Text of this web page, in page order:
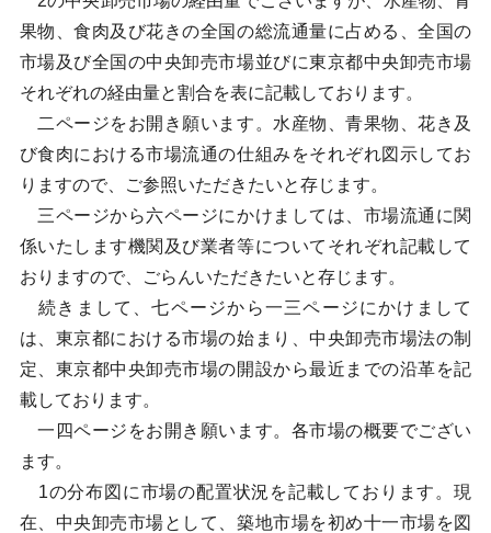
果物、食肉及び花きの全国の総流通量に占める、全国の
市場及び全国の中央卸売市場並びに東京都中央卸売市場
それぞれの経由量と割合を表に記載しております。
二ページをお開き願います。水産物、青果物、花き及
び食肉における市場流通の仕組みをそれぞれ図示してお
りますので、ご参照いただきたいと存じます。
三ページから六ページにかけましては、市場流通に関
係いたします機関及び業者等についてそれぞれ記載して
おりますので、ごらんいただきたいと存じます。
続きまして、七ページから一三ページにかけまして
は、東京都における市場の始まり、中央卸売市場法の制
定、東京都中央卸売市場の開設から最近までの沿革を記
載しております。
一四ページをお開き願います。各市場の概要でござい
ます。
1の分布図に市場の配置状況を記載しております。現
在、中央卸売市場として、築地市場を初め十一市場を図